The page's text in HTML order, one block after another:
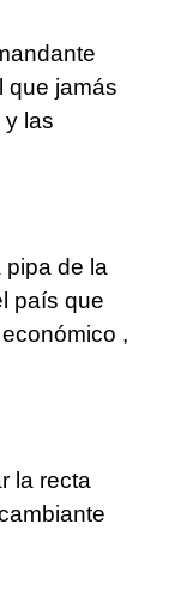
que jamás
y las
pipa de la
país que
,
la recta